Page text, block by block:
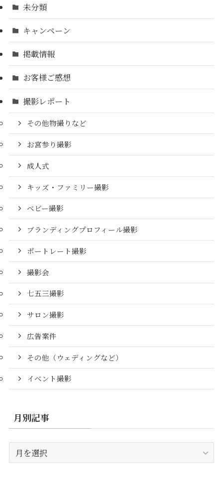
未分類
キャンペーン
掲載情報
お客様ご感想
撮影レポート
その他物撮りなど
お宮参り撮影
成人式
キッズ・ファミリー撮影
ベビー撮影
ブランディングプロフィール撮影
ポートレート撮影
撮影会
七五三撮影
サロン撮影
広告案件
その他（ウェディングなど）
イベント撮影
月別記事
別